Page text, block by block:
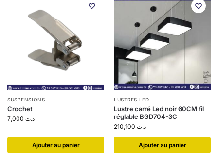
SUSPENSIONS
Crochet
د.ت
Ajouter au panier
LUSTRES LED
Lustre carré Led noir 60CM fil
réglable BGD704-3C
د.ت
Ajouter au panier